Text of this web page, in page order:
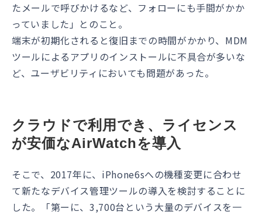
たメールで呼びかけるなど、フォローにも手間がかか
っていました」とのこと。
端末が初期化されると復旧までの時間がかかり、MDM
ツールによるアプリのインストールに不具合が多いな
ど、ユーザビリティにおいても問題があった。
クラウドで利用でき、ライセンス
が安価なAirWatchを導入
そこで、2017年に、iPhone6sへの機種変更に合わせ
て新たなデバイス管理ツールの導入を検討することに
した。「第ーに、3,700台という大量のデバイスを一